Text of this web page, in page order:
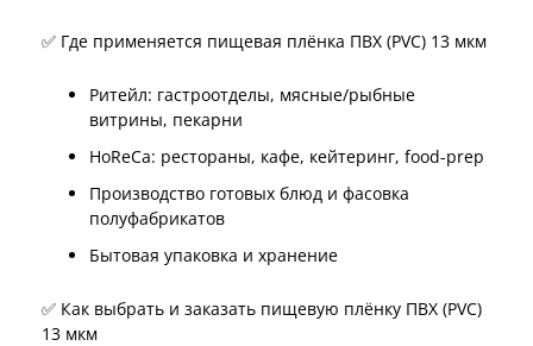
✅ Где применяется пищевая плёнка ПВХ (PVC) 13 мкм
Ритейл: гастроотделы, мясные/рыбные
витрины, пекарни
HoReCa: рестораны, кафе, кейтеринг, food-prep
Производство готовых блюд и фасовка
полуфабрикатов
Бытовая упаковка и хранение
✅ Как выбрать и заказать пищевую плёнку ПВХ (PVC)
13 мкм